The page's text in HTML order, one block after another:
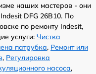
наших мастеров - они
DFG 26B10. По
по ремонту Indesit,
услуги: Чистка
патрубка, Ремонт или
, Регулировка
насоса,